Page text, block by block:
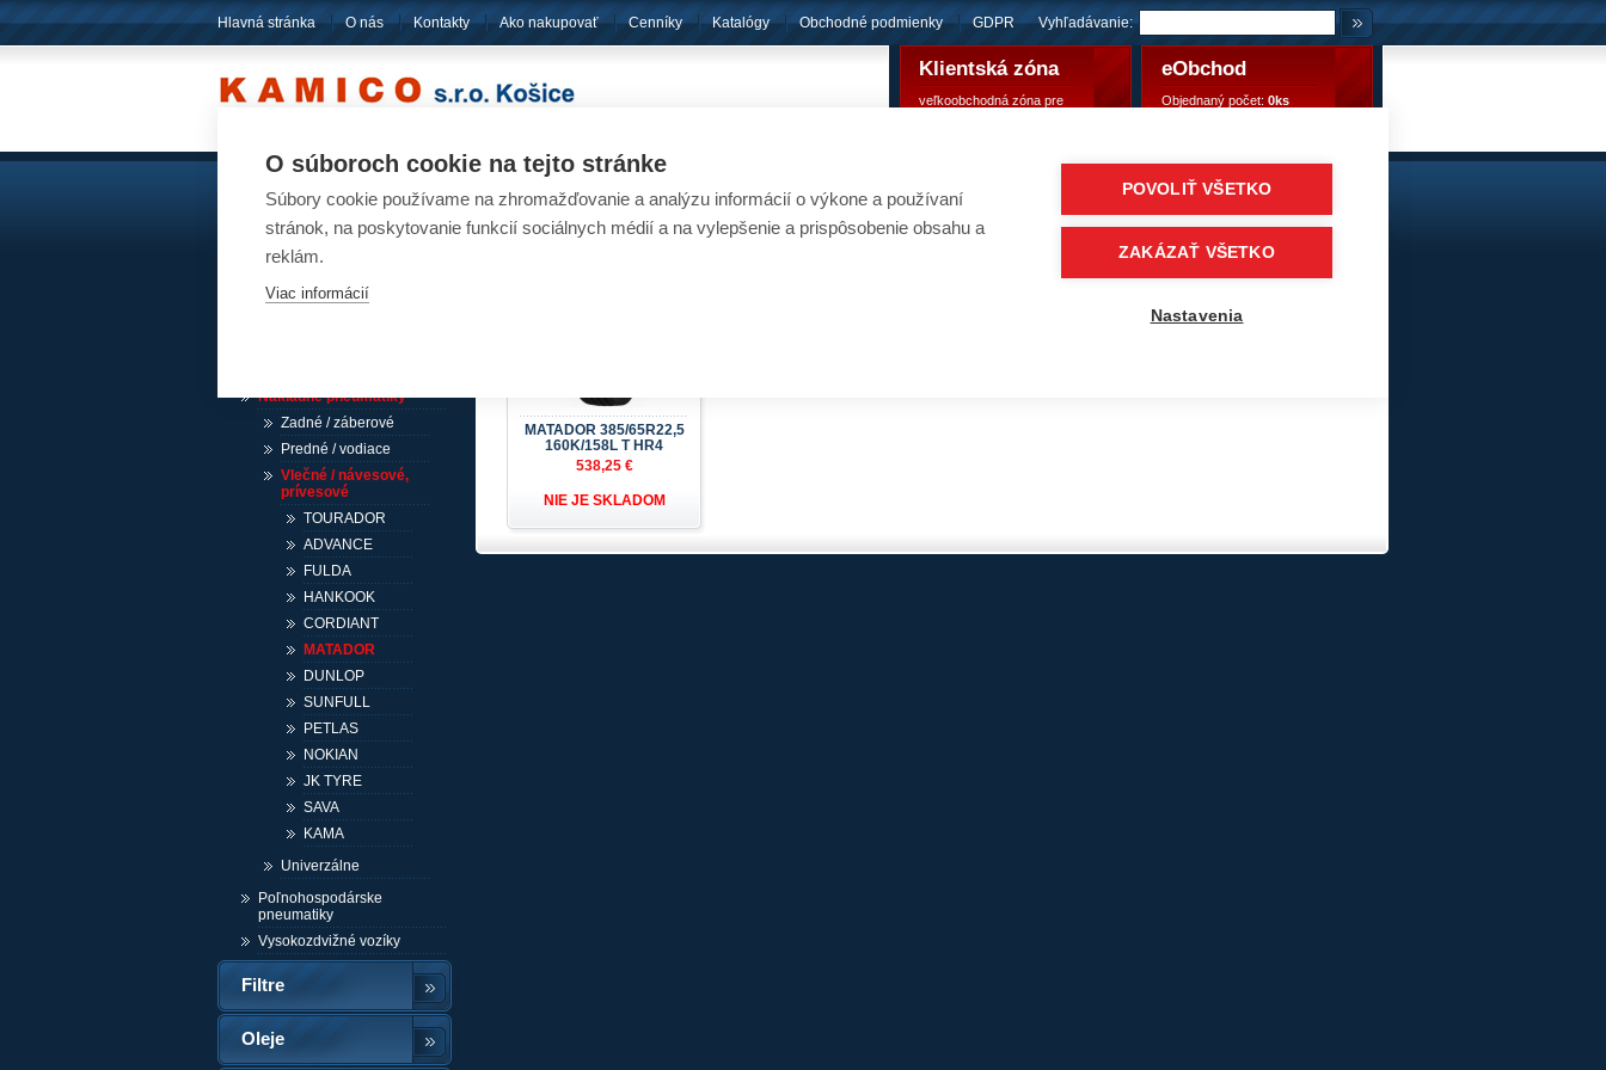
Hlavná stránka O nás Kontakty Ako nakupovať Cenníky Katalógy Obchodné podmienky GDPR Vyhľadávanie:
eObchod
Objednaný počet: 0ks
Klientská zóna
veľkoobchodná zóna pre
Akumulátory
Pneumatiky
Návesové pneumatiky /
Nákladné pneumatiky
Zadné / záberové
Predné / vodiace
Vlečné / návesové,
prívesové
TOURADOR
ADVANCE
FULDA
HANKOOK
CORDIANT
MATADOR
DUNLOP
SUNFULL
PETLAS
NOKIAN
JK TYRE
SAVA
KAMA
Univerzálne
Poľnohospodárske
pneumatiky
Vysokozdvižné vozíky
Filtre
Oleje
Pneumatiky - MATADOR
Nachádzate sa: Vlečné / návesové, prívesové
MATADOR 385/65R22,5
160K/158L T HR4
538,25 €
NIE JE SKLADOM
O súboroch cookie na tejto stránke
Súbory cookie používame na zhromažďovanie a analýzu informácií o výkone a používaní
stránok, na poskytovanie funkcií sociálnych médií a na vylepšenie a prispôsobenie obsahu a
reklám.
Viac informácií
POVOLIŤ VŠETKO
ZAKÁZAŤ VŠETKO
Nastavenia